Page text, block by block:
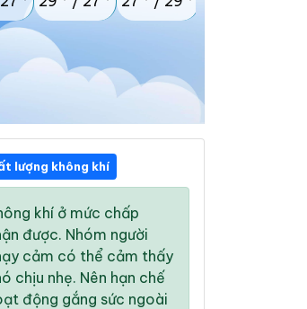
° /34 °
27 °/
lượng không khí
khí ở mức chấp
được. Nhóm người
cảm có thể cảm thấy
chịu nhẹ. Nên hạn chế
động gắng sức ngoài